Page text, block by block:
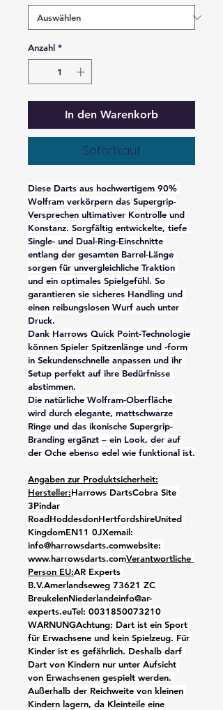
Anzahl *
In den Warenkorb
Sofortkauf
Diese Darts aus hochwertigem 90%
Wolfram verkörpern das Supergrip-
Versprechen ultimativer Kontrolle und
Konstanz. Sorgfältig entwickelte, tiefe
Single- und Dual-Ring-Einschnitte
entlang der gesamten Barrel-Länge
sorgen für unvergleichliche Traktion
und ein optimales Spielgefühl. So
garantieren sie sicheres Handling und
einen reibungslosen Wurf auch unter
Druck.
Dank Harrows Quick Point-Technologie
können Spieler Spitzenlänge und -form
in Sekundenschnelle anpassen und ihr
Setup perfekt auf ihre Bedürfnisse
abstimmen.
Die natürliche Wolfram-Oberfläche
wird durch elegante, mattschwarze
Ringe und das ikonische Supergrip-
Branding ergänzt – ein Look, der auf
der Oche ebenso edel wie funktional ist.
Angaben zur Produktsicherheit:
Hersteller:Harrows DartsCobra Site
3Pindar
RoadHoddesdonHertfordshireUnited
KingdomEN11 0JXemail:
info@harrowsdarts.comwebsite:
www.harrowsdarts.comVerantwortliche
Person EU:AR Experts
B.V.Amerlandseweg 73621 ZC
BreukelenNiederlandeinfo@ar-
experts.euTel: 0031850073210
WARNUNGAchtung: Dart ist ein Sport
für Erwachsene und kein Spielzeug. Für
Kinder ist es gefährlich. Deshalb darf
Dart von Kindern nur unter Aufsicht
von Erwachsenen gespielt werden.
Außerhalb der Reichweite von kleinen
Kindern lagern, da Kleinteile eine